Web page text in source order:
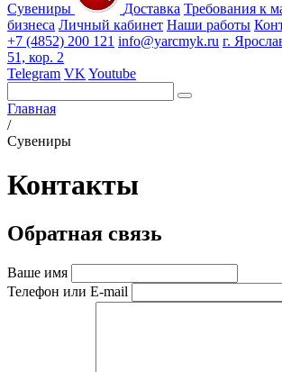
Сувениры Доставка Требования к
бизнеса Личный кабинет Наши работы
+7 (4852) 200 121 info@yarcmyk.ru г.
51, кор. 2
Telegram VK Youtube
Главная
/
Сувениры
Контакты
Обратная связь
Ваше имя
Телефон или E-mail